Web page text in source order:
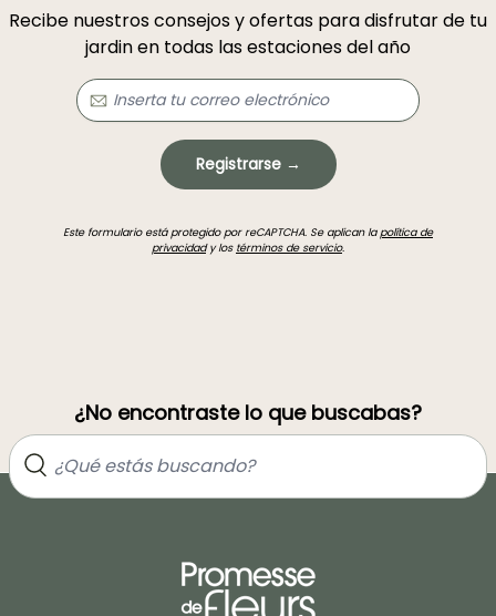
Recibe nuestros consejos y ofertas para disfrutar de tu
jardin en todas las estaciones del año
Registrarse →
Este formulario está protegido por reCAPTCHA. Se aplican lapolítica de
privacidady los términos de servicio.
¿No encontraste lo que buscabas?